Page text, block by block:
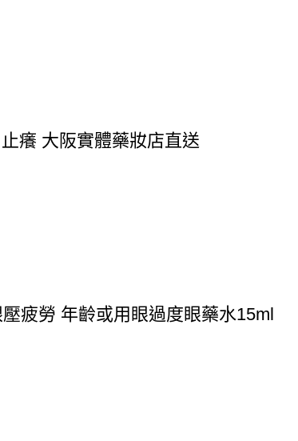
癢 大阪實體藥妝店直送
疲勞 年齡或用眼過度眼藥水15ml